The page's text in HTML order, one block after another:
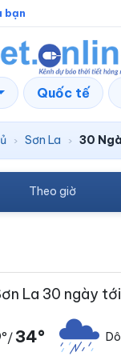
bạn
Quốc tế
› Sơn La › 30
Theo giờ
La 30 ngày tới
/34°